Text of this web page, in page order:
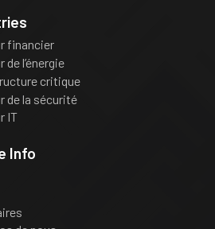
financier
de l’énergie
critique
de la sécurité
IT
Info